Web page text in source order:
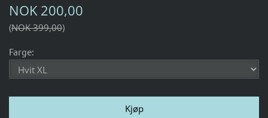
NOK 200,00
NOK 399,00
Farge: